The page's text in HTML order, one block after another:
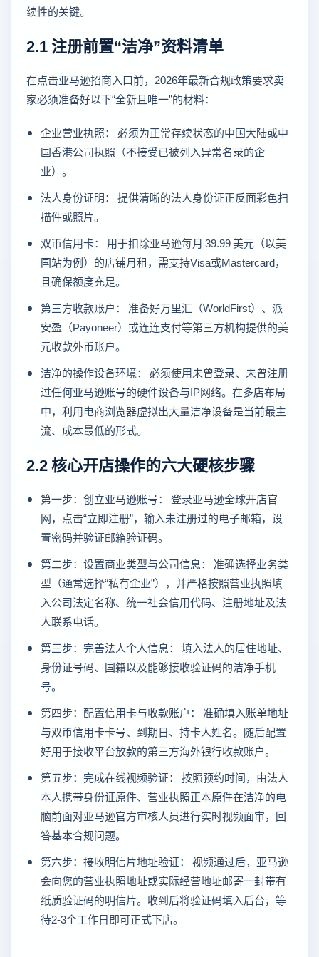
续性的关键。
2.1 注册前置“洁净”资料清单
在点击亚马逊招商入口前，2026年最新合规政策要求卖
家必须准备好以下“全新且唯一”的材料：
企业营业执照： 必须为正常存续状态的中国大陆或中
国香港公司执照（不接受已被列入异常名录的企
业）。
法人身份证明： 提供清晰的法人身份证正反面彩色扫
描件或照片。
双币信用卡： 用于扣除亚马逊每月 39.99 美元（以美
国站为例）的店铺月租，需支持Visa或Mastercard，
且确保额度充足。
第三方收款账户： 准备好万里汇（WorldFirst）、派
安盈（Payoneer）或连连支付等第三方机构提供的美
元收款外币账户。
洁净的操作设备环境： 必须使用未曾登录、未曾注册
过任何亚马逊账号的硬件设备与IP网络。在多店布局
中，利用电商浏览器虚拟出大量洁净设备是当前最主
流、成本最低的形式。
2.2 核心开店操作的六大硬核步骤
第一步：创立亚马逊账号： 登录亚马逊全球开店官
网，点击“立即注册”，输入未注册过的电子邮箱，设
置密码并验证邮箱验证码。
第二步：设置商业类型与公司信息： 准确选择业务类
型（通常选择“私有企业”），并严格按照营业执照填
入公司法定名称、统一社会信用代码、注册地址及法
人联系电话。
第三步：完善法人个人信息： 填入法人的居住地址、
身份证号码、国籍以及能够接收验证码的洁净手机
号。
第四步：配置信用卡与收款账户： 准确填入账单地址
与双币信用卡卡号、到期日、持卡人姓名。随后配置
好用于接收平台放款的第三方海外银行收款账户。
第五步：完成在线视频验证： 按照预约时间，由法人
本人携带身份证原件、营业执照正本原件在洁净的电
脑前面对亚马逊官方审核人员进行实时视频面审，回
答基本合规问题。
第六步：接收明信片地址验证： 视频通过后，亚马逊
会向您的营业执照地址或实际经营地址邮寄一封带有
纸质验证码的明信片。收到后将验证码填入后台，等
待2-3个工作日即可正式下店。